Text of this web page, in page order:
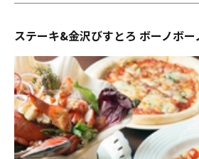
ステーキ&金沢びすとろ ボーノボー